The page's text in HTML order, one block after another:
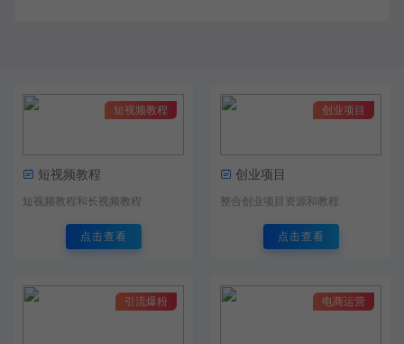
短视频教程
短视频教程
短视频教程和长视频教程
点击查看
创业项目
创业项目
整合创业项目资源和教程
点击查看
引流爆粉 电商运营